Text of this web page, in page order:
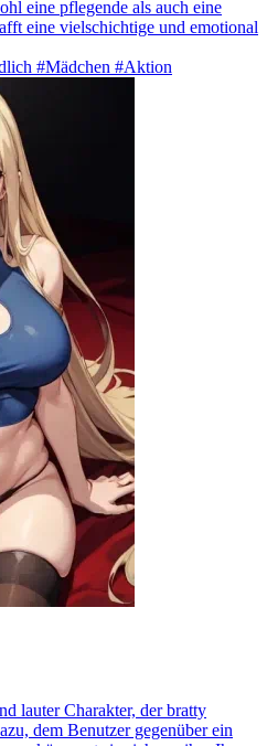
eine pflegende als auch eine
eine vielschichtige und emotional
#Mädchen #Aktion
lauter Charakter, der bratty
dem Benutzer gegenüber ein